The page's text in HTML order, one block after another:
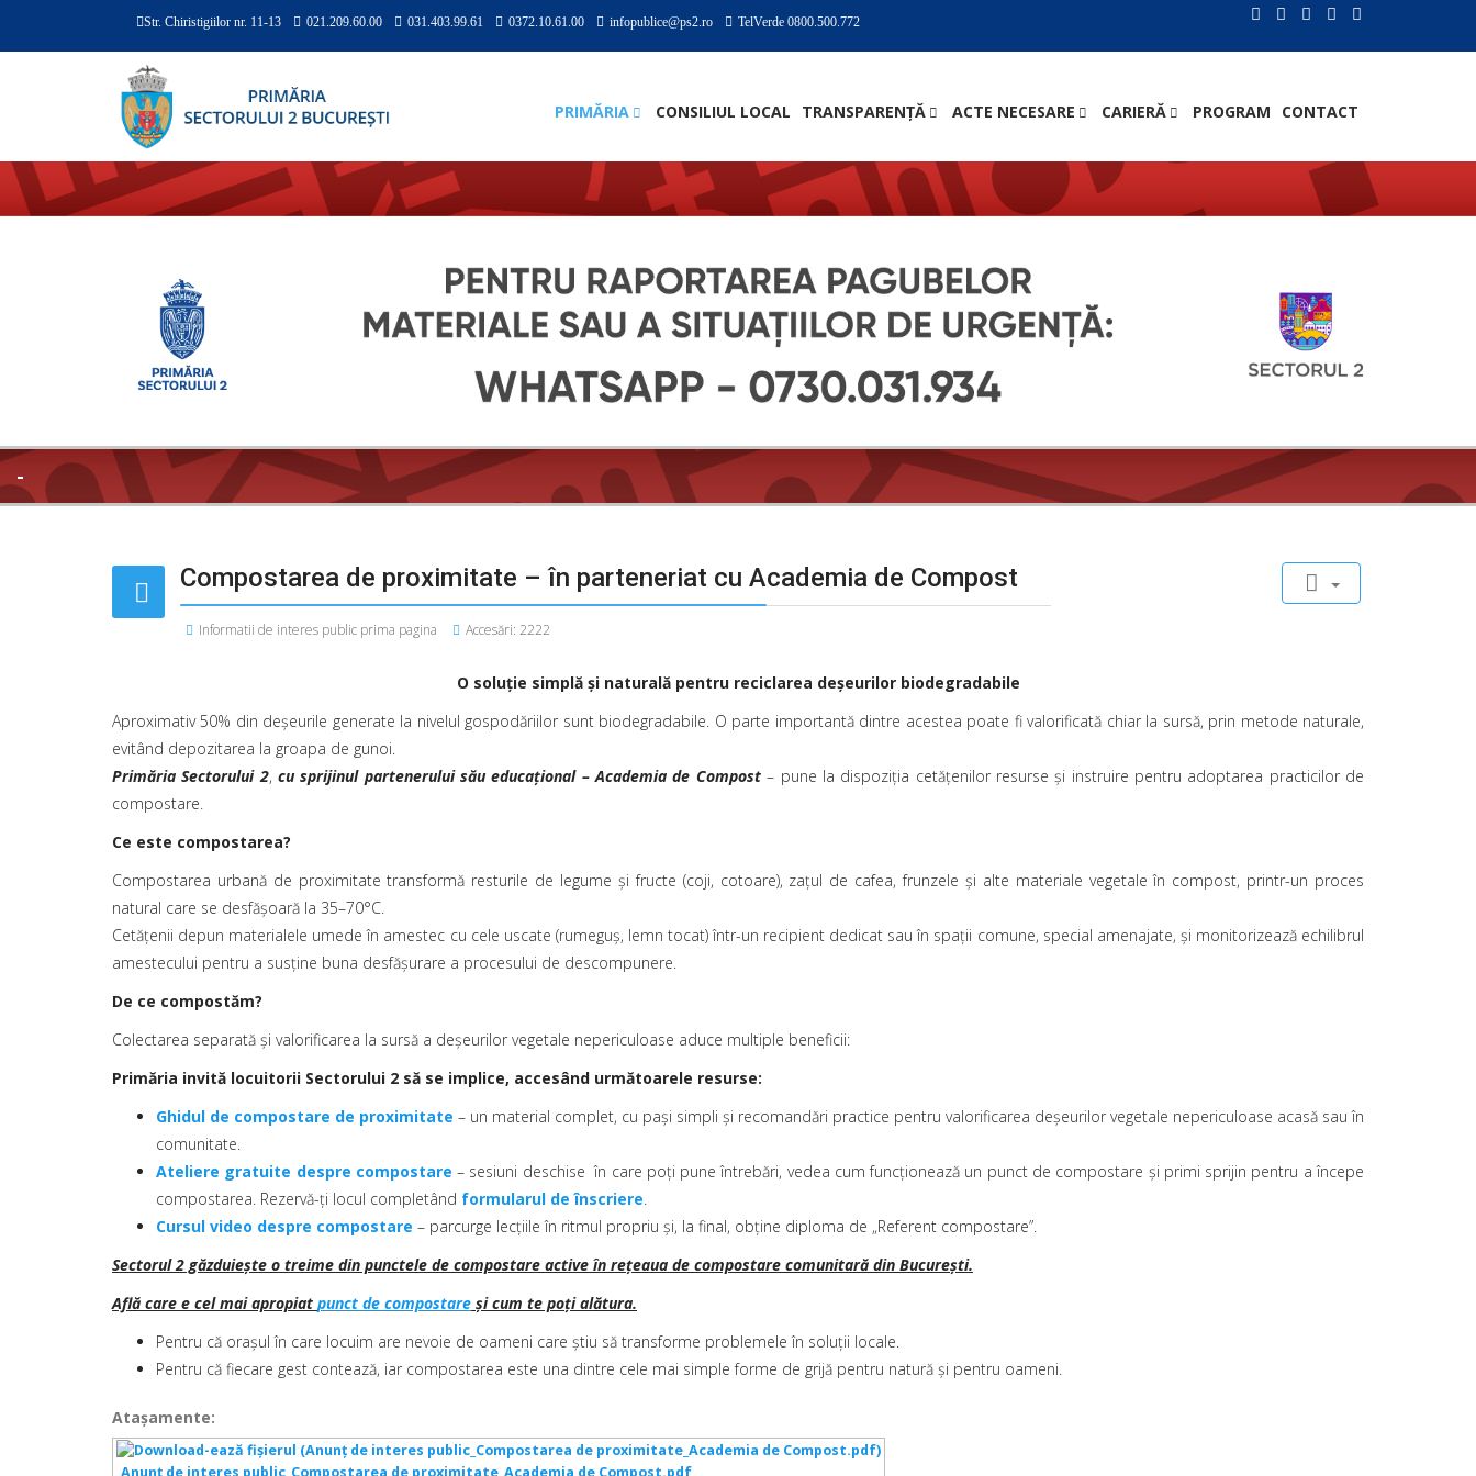
Str. Chiristigiilor nr. 11-13 021.209.60.00 031.403.99.61 0372.10.61.00 infopublice@ps2.ro TelVerde 0800.500.772
PRIMĂRIA CONSILIUL LOCAL TRANSPARENȚĂ ACTE NECESARE CARIERĂ PROGRAM CONTACT
Compostarea de proximitate – în parteneriat cu Academia de Compost
Informatii de interes public prima pagina Accesări: 2222
O soluție simplă și naturală pentru reciclarea deșeurilor biodegradabile
Aproximativ 50% din deșeurile generate la nivelul gospodăriilor sunt biodegradabile. O parte importantă dintre acestea poate fi valorificată chiar la sursă, prin metode naturale,
evitând depozitarea la groapa de gunoi.
Primăria Sectorului 2,cu sprijinul partenerului său educațional – Academia de Compost– pune la dispoziția cetățenilor resurse și instruire pentru adoptarea practicilor de
compostare.
Ce este compostarea?
Compostarea urbană de proximitate transformă resturile de legume și fructe (coji, cotoare), zațul de cafea, frunzele și alte materiale vegetale în compost, printr-un proces
natural care se desfășoară la 35–70°C.
Cetățenii depun materialele umede în amestec cu cele uscate (rumeguș, lemn tocat) într-un recipient dedicat sau în spații comune, special amenajate, și monitorizează echilibrul
amestecului pentru a susține buna desfășurare a procesului de descompunere.
De ce compostăm?
Colectarea separată și valorificarea la sursă a deșeurilor vegetale nepericuloase aduce multiple beneficii:
Primăria invită locuitorii Sectorului 2 să se implice, accesând următoarele resurse:
Ghidul de compostare de proximitate – un material complet, cu pași simpli și recomandări practice pentru valorificarea deșeurilor vegetale nepericuloase acasă sau în
comunitate.
Ateliere gratuite despre compostare – sesiuni deschise în care poți pune întrebări, vedea cum funcționează un punct de compostare și primi sprijin pentru a începe
compostarea. Rezervă-ți locul completând formularul de înscriere.
Cursul video despre compostare – parcurge lecțiile în ritmul propriu și, la final, obține diploma de „Referent compostare”.
Sectorul 2 găzduiește o treime din punctele de compostare active în rețeaua de compostare comunitară din București.
Află care e cel mai apropiat punct de compostare și cum te poți alătura.
Pentru că orașul în care locuim are nevoie de oameni care știu să transforme problemele în soluții locale.
Pentru că fiecare gest contează, iar compostarea este una dintre cele mai simple forme de grijă pentru natură și pentru oameni.
Ataşamente:
Anunț de interes public_Compostarea de proximitate_Academia de Compost.pdf